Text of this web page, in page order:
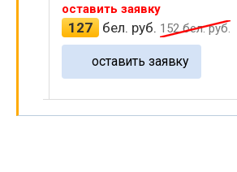
оставить заявку
141 бел. руб. 169бел. руб.
оставить заявку